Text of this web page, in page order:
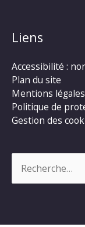
Liens
Accessibilité :
Plan du site
Mentions légales
Politique de
Gestion des